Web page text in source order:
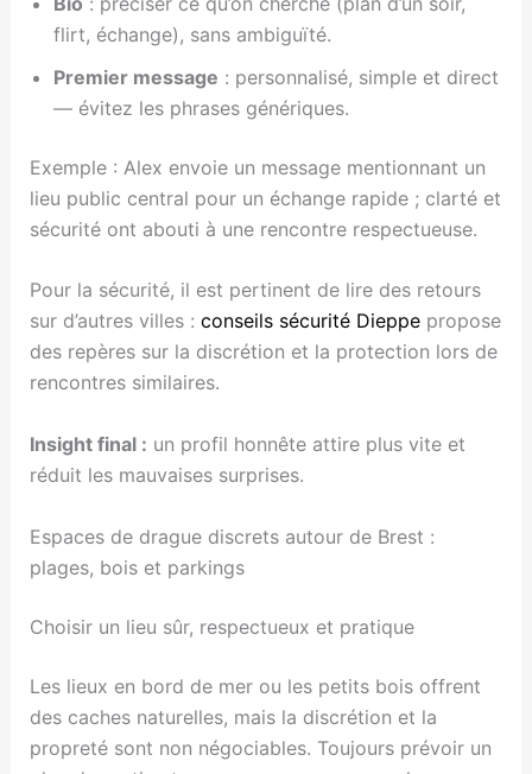
flirt, échange), sans ambiguïté.
Premier message : personnalisé, simple et direct
— évitez les phrases génériques.
Exemple : Alex envoie un message mentionnant un
lieu public central pour un échange rapide ; clarté et
sécurité ont abouti à une rencontre respectueuse.
Pour la sécurité, il est pertinent de lire des retours
sur d’autres villes : conseils sécurité Dieppepropose
des repères sur la discrétion et la protection lors de
rencontres similaires.
Insight final : un profil honnête attire plus vite et
réduit les mauvaises surprises.
Espaces de drague discrets autour de Brest :
plages, bois et parkings
Choisir un lieu sûr, respectueux et pratique
Les lieux en bord de mer ou les petits bois offrent
des caches naturelles, mais la discrétion et la
propreté sont non négociables. Toujours prévoir un